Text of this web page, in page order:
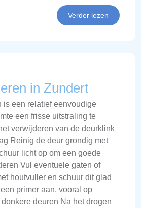
Verder lezen
in Zundert
is een relatief eenvoudige
een frisse uitstraling te
verwijderen van de deurklink
Reinig de deur grondig met
licht op om een goede
Vul eventuele gaten of
houtvuller en schuur dit glad
primer aan, vooral op
deuren Na het drogen